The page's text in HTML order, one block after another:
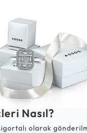
Nasıl?
olarak